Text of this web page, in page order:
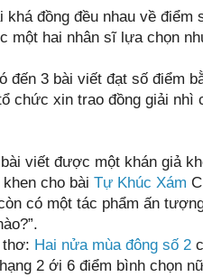
khá đồng đều nhau về
một hai nhân sĩ lựa chọn
đến 3 bài viết đạt số điểm
chức xin trao đồng giải nhì
viết được một khán giả
cho bài Tự Khúc Xám
có một tác phẩm ấn
thơ: Hai nửa mùa đông số 2
2 ới 6 điểm bình chọn